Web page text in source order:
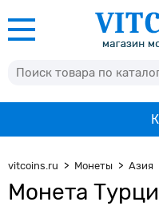
vitcoins.ru Монеты Азия
Монета